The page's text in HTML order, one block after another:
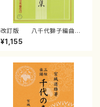
改訂版 八千代獅子編曲
（編曲八千代獅子）(/宮城道
雄/楽譜）
¥1,155